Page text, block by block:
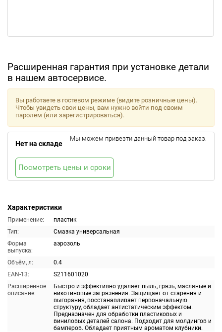
Расширенная гарантия при установке детали
в нашем автосервисе.
Характеристики
Применение:
пластик
Тип:
Смазка универсальная
Форма
выпуска:
аэрозоль
Объём, л:
0.4
EAN-13:
S211601020
Расширенное
описание:
Быстро и эффективно удаляет пыль, грязь, масляные и
никотиновые загрязнения. Защищает от старения и
выгорания, восстанавливает первоначальную
структуру, обладает антистатическим эффектом.
Предназначен для обработки пластиковых и
виниловых деталей салона. Подходит для молдингов и
бамперов. Обладает приятным ароматом клубники.
Вы работаете в гостевом режиме (видите розничные цены).
Чтобы увидеть свои цены, вам нужно войти под своим
паролем (или зарегистрироваться).
Нет на складе
Мы можем привезти данный товар под заказ.
Посмотреть цены и сроки